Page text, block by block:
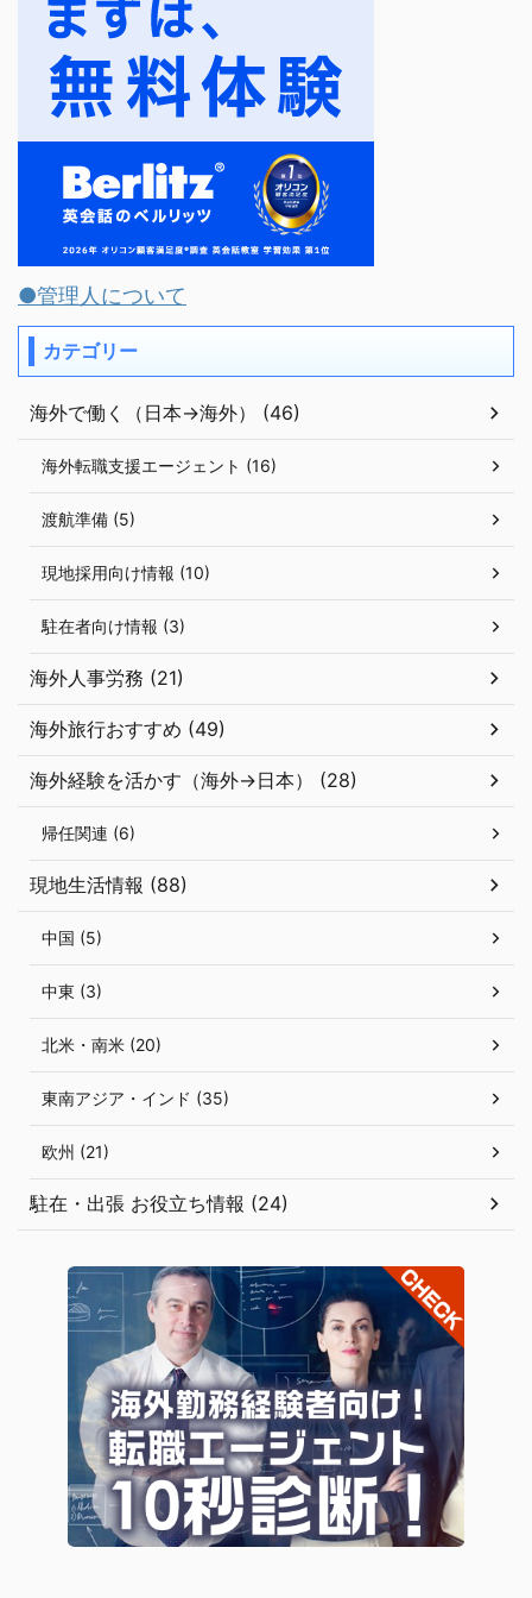
●管理人について
カテゴリー
海外で働く（日本→海外） (46)
海外転職支援エージェント (16)
渡航準備 (5)
現地採用向け情報 (10)
駐在者向け情報 (3)
海外人事労務 (21)
海外旅行おすすめ (49)
海外経験を活かす（海外→日本） (28)
帰任関連 (6)
現地生活情報 (88)
中国 (5)
中東 (3)
北米・南米 (20)
東南アジア・インド (35)
欧州 (21)
駐在・出張 お役立ち情報 (24)